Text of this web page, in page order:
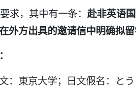
求，其中有一条： 赴非英语
外方出具的邀请信中明确拟
文：東京大学；日文假名：